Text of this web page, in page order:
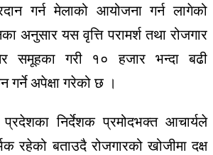
गर्नमेलाको आयोजना गर्न लागेको
अनुसार यस वृत्ति परामर्श तथा रोजगार
समूहका गरी १० हजार भन्दा
बढी
गर्ने अपेक्षा गरेको छ ।
प्रदेशका निर्देशक प्रमोदभक्त आचार्यले
रहेको बताउदै रोजगारकोखोजीमा दक्ष